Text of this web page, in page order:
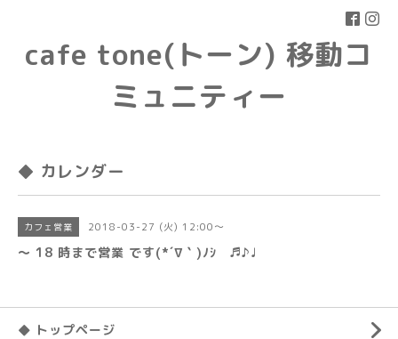
cafe tone(トーン) 移動コ
ミュニティー
◆ カレンダー
カフェ営業 2018-03-27 (火) 12:00～
〜 18 時まで営業 です(*´∇｀)ﾉｼ ♬♪♩
◆ トップページ